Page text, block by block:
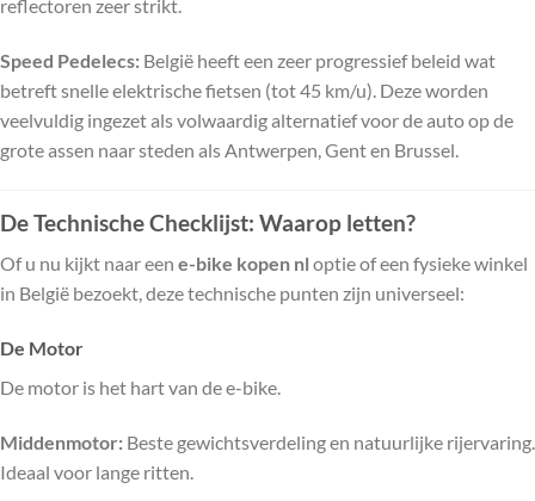
reflectoren zeer strikt.
Speed Pedelecs: België heeft een zeer progressief beleid wat
betreft snelle elektrische fietsen (tot 45 km/u). Deze worden
veelvuldig ingezet als volwaardig alternatief voor de auto op de
grote assen naar steden als Antwerpen, Gent en Brussel.
De Technische Checklijst: Waarop letten?
Of u nu kijkt naar een e-bike kopen nl optie of een fysieke winkel
in België bezoekt, deze technische punten zijn universeel:
De Motor
De motor is het hart van de e-bike.
Middenmotor: Beste gewichtsverdeling en natuurlijke rijervaring.
Ideaal voor lange ritten.